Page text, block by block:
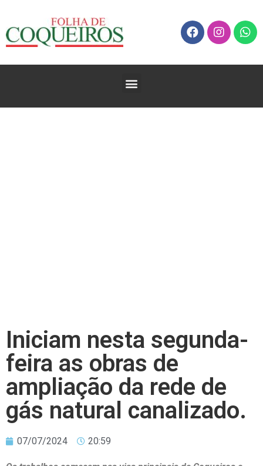
Iniciam nesta segunda-
feira as obras de
ampliação da rede de
gás natural canalizado.
07/07/2024 20:59